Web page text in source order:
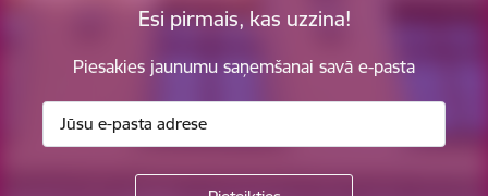
Esi pirmais, kas uzzina!
Piesakies jaunumu saņemšanai savā e-pasta